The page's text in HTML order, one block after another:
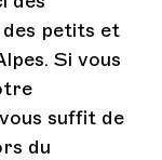
des petits et
Si vous
suffit de
du